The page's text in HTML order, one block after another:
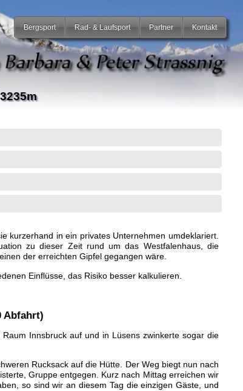
Bergsport Rad- & Laufsport Partner Kontakt
kurzerhand in ein privates Unternehmen umdeklariert.
zu dieser Zeit rund um das Westfalenhaus, die
der erreichten Gipfel gegangen wäre.
Einflüsse, das Risiko besser kalkulieren.
Abfahrt)
Innsbruck auf und in Lüsens zwinkerte sogar die
Rucksack auf die Hütte. Der Weg biegt nun nach
Gruppe entgegen. Kurz nach Mittag erreichen wir
so sind wir an diesem Tag die einzigen Gäste, und